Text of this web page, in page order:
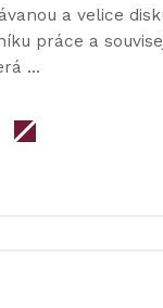
a velice
práce a
…